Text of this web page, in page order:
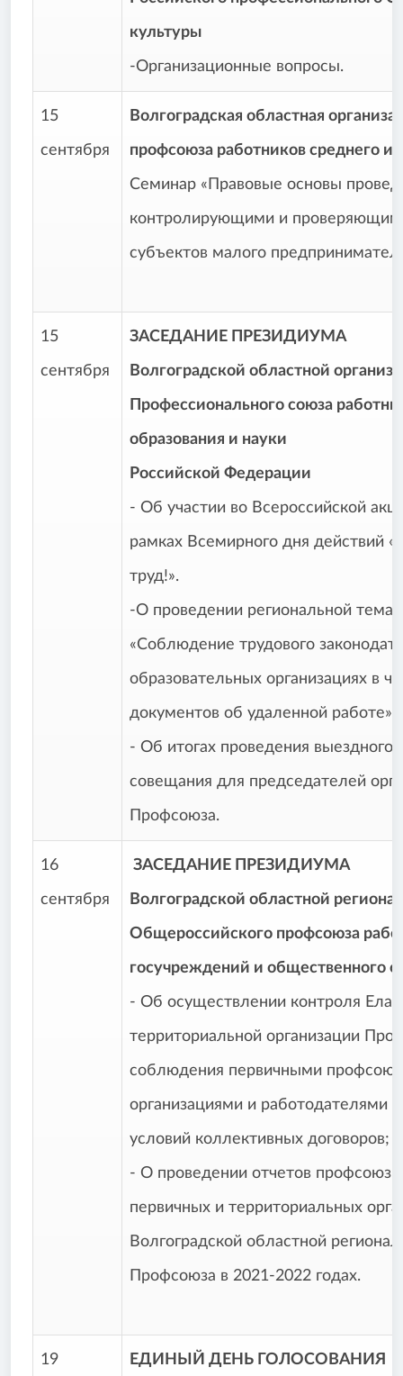
культуры
-Организационные вопросы.
15
сентября
Волгоградская областная
профсоюза работников среднего и
Семинар «Правовые основы
контролирующими и
субъектов малого
15
сентября
ЗАСЕДАНИЕ ПРЕЗИДИУМА
Волгоградской областной
Профессионального союза
образования и науки
Российской Федерации
- Об участии во Всероссийской
рамках Всемирного дня действий
труд!».
-О проведении региональной
«Соблюдение трудового
образовательных организациях в
документов об удаленной работе».
- Об итогах проведения выездного
совещания для председателей
Профсоюза.
16
сентября
ЗАСЕДАНИЕ ПРЕЗИДИУМА
Волгоградской областной
Общероссийского профсоюза
госучреждений и общественного
- Об осуществлении контроля
территориальной организации
соблюдения первичными
организациями и работодателями
условий коллективных договоров;
- О проведении отчетов
первичных и территориальных
Волгоградской областной
Профсоюза в 2021-2022 годах.
19 ЕДИНЫЙ ДЕНЬ ГОЛОСОВАНИЯ